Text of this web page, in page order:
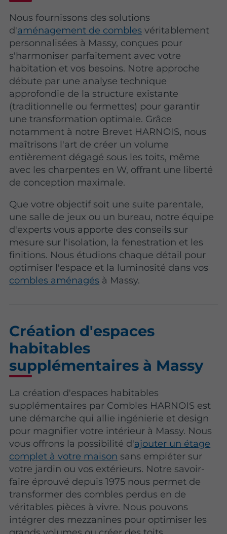
Nous fournissons des solutions
d'aménagement de combles véritablement
personnalisées à Massy, conçues pour
s'harmoniser parfaitement avec votre
habitation et vos besoins. Notre approche
débute par une analyse technique
approfondie de la structure existante
(traditionnelle ou fermettes) pour garantir
une transformation optimale. Grâce
notamment à notre Brevet HARNOIS, nous
maîtrisons l'art de créer un volume
entièrement dégagé sous les toits, même
avec les charpentes en W, offrant une liberté
de conception maximale.
Que votre objectif soit une suite parentale,
une salle de jeux ou un bureau, notre équipe
d'experts vous apporte des conseils sur
mesure sur l'isolation, la fenestration et les
finitions. Nous étudions chaque détail pour
optimiser l'espace et la luminosité dans vos
combles aménagés à Massy.
Création d'espaces
habitables
supplémentaires à Massy
La création d'espaces habitables
supplémentaires par Combles HARNOIS est
une démarche qui allie ingénierie et design
pour magnifier votre intérieur à Massy. Nous
vous offrons la possibilité d'ajouter un étage
complet à votre maison sans empiéter sur
votre jardin ou vos extérieurs. Notre savoir-
faire éprouvé depuis 1975 nous permet de
transformer des combles perdus en de
véritables pièces à vivre. Nous pouvons
intégrer des mezzanines pour optimiser les